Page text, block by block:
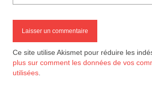
Ce site utilise Akismet pour réduire les
plus sur comment les données de vos
utilisées